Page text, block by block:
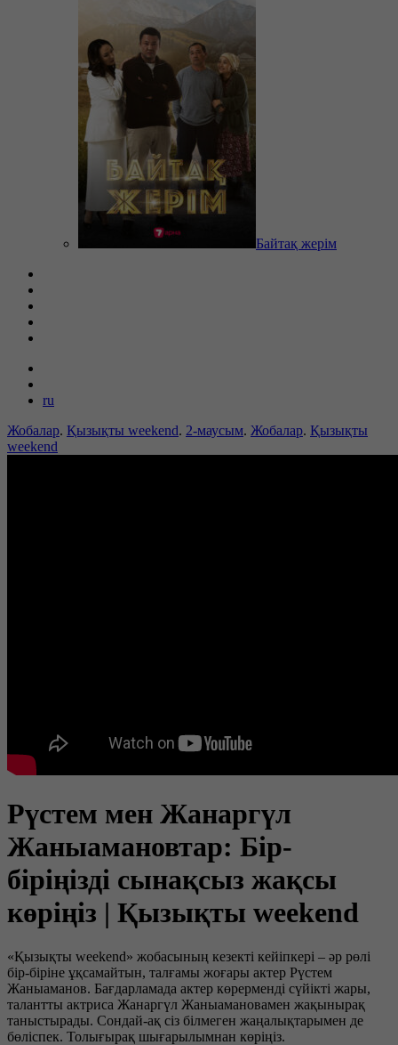
Байтақ жерім
ru
Жобалар. Қызықты weekend. 2-маусым. Жобалар. Қызықты
weekend
Рүстем мен Жанаргүл
Жаныамановтар: Бір-
біріңізді сынақсыз жақсы
көріңіз | Қызықты weekend
«Қызықты weekend» жобасының кезекті кейіпкері – әр рөлі
бір-біріне ұқсамайтын, талғамы жоғары актер Рүстем
Жаныаманов. Бағдарламада актер көрерменді сүйікті жары,
талантты актриса Жанаргүл Жаныамановамен жақынырақ
таныстырады. Сондай-ақ сіз білмеген жаңалықтарымен де
бөліспек. Толығырақ шығарылымнан көріңіз.